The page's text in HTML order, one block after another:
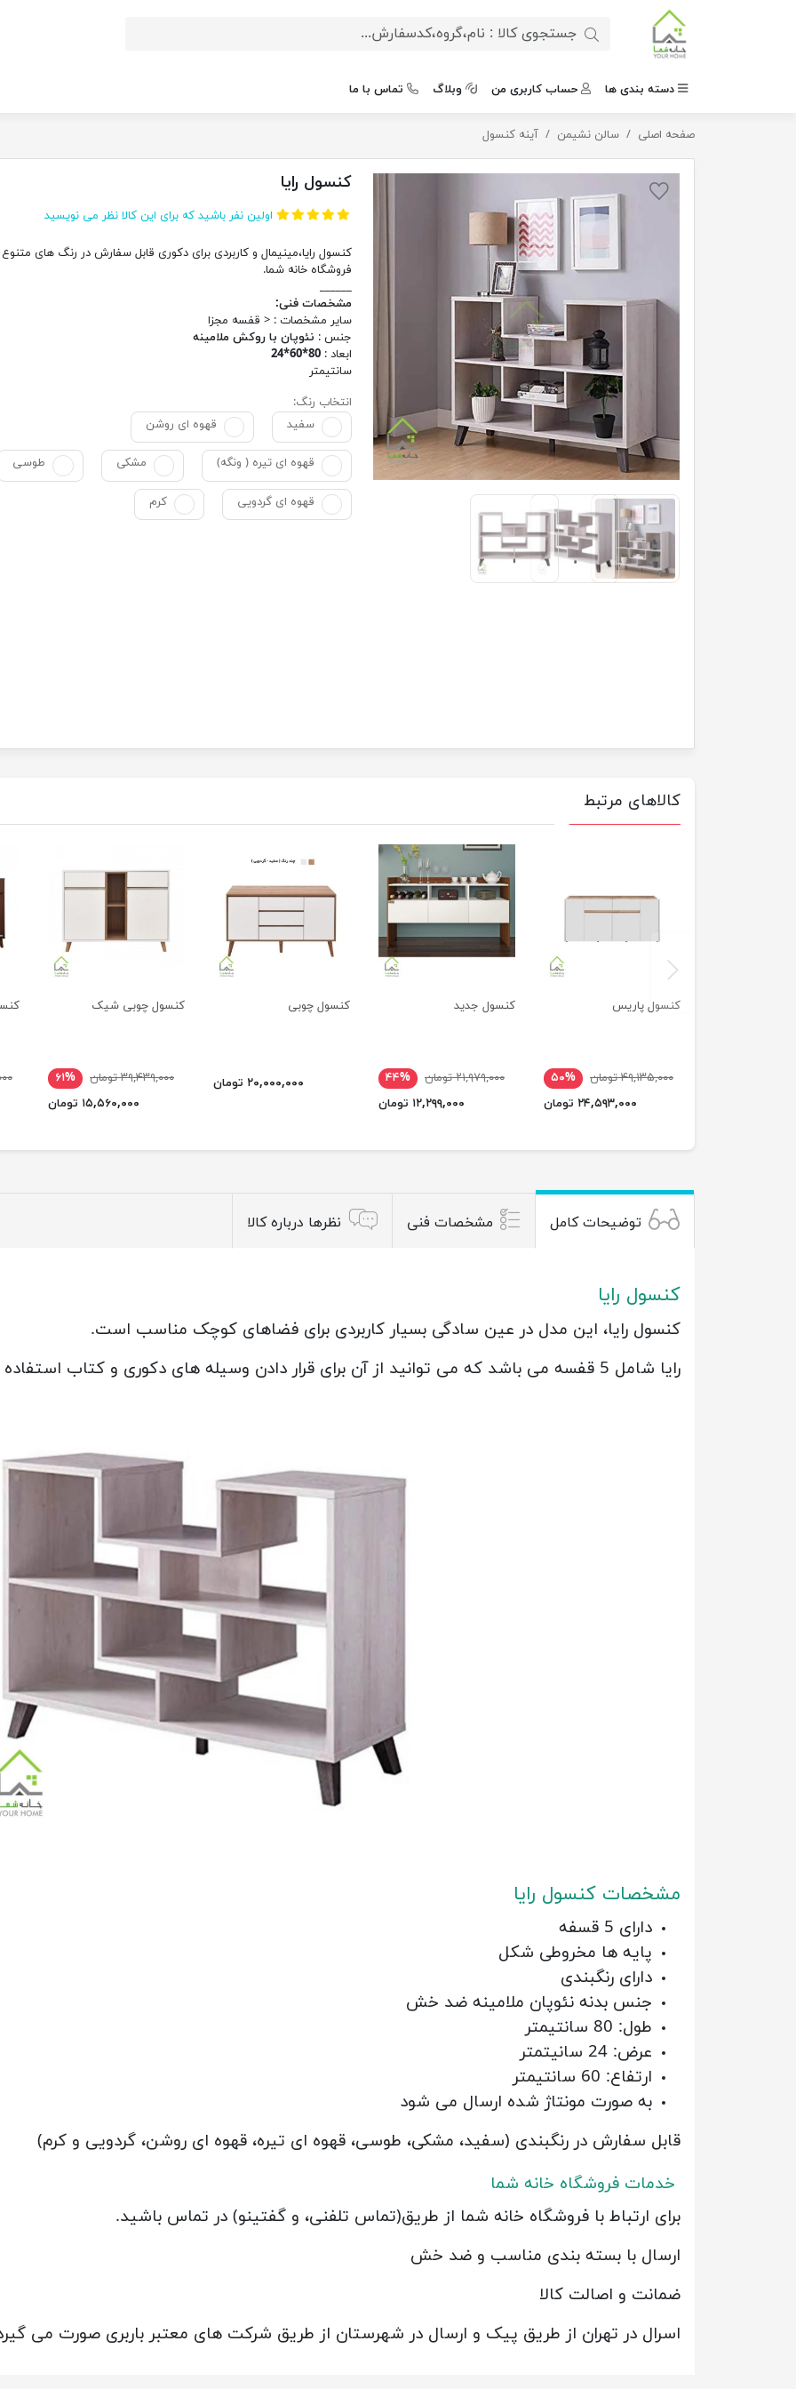
دسته بندی ها حساب کاربری من وبلاگ تماس با ما
صفحه اصلی سالن نشیمن آینه کنسول کنسول رایا
کنسول رایا
اولین نفر باشید که برای این کالا نظر می نویسید
کنسول رایا،مینیمال و کاربردی برای دکوری قابل سفارش در رنگ های متنوع
فروشگاه خانه شما.
______
مشخصات فنی:
سایر مشخصات : < قفسه مجزا
جنس : نئوپان با روکش ملامینه
ابعاد : 80*60*24
سانتیمتر
انتخاب رنگ:
سفید
قهوه ای روشن
قهوه ای تیره ( ونگه) مشکی طوسی
قهوه ای گردویی کرم
کالاهای مرتبط
کنسول پاریس
۴۹,۱۳۵,۰۰۰ تومان
۵۰%
۲۴,۵۹۳,۰۰۰ تومان
کنسول جدید
۲۱,۹۷۹,۰۰۰ تومان
۴۴%
۱۲,۲۹۹,۰۰۰ تومان
کنسول چوبی
۲۰,۰۰۰,۰۰۰ تومان
کنسول چوبی شیک
۳۹,۴۳۹,۰۰۰ تومان
۶۱%
۱۵,۵۶۰,۰۰۰ تومان
previus
توضیحات کامل مشخصات فنی نظرها درباره کالا
کنسول رایا
کنسول رایا، این مدل در عین سادگی بسیار کاربردی برای فضاهای کوچک مناسب است.
رایا شامل 5 قفسه می باشد که می توانید از آن برای قرار دادن وسیله های دکوری و کتاب استفاده کنید
مشخصات کنسول رایا
دارای 5 قسفه
پایه ها مخروطی شکل
دارای رنگبندی
جنس بدنه نئوپان ملامینه ضد خش
طول: 80 سانتیمتر
عرض: 24 سانیتمتر
ارتفاع: 60 سانتیمتر
به صورت مونتاژ شده ارسال می شود
قابل سفارش در رنگبندی (سفید، مشکی، طوسی، قهوه ای تیره، قهوه ای روشن، گردویی و کرم)
خدمات فروشگاه خانه شما
برای ارتباط با فروشگاه خانه شما از طریق(تماس تلفنی، و گفتینو) در تماس باشید.
ارسال با بسته بندی مناسب و ضد خش
ضمانت و اصالت کالا
اسرال در تهران از طریق پیک و ارسال در شهرستان از طریق شرکت های معتبر باربری صورت می